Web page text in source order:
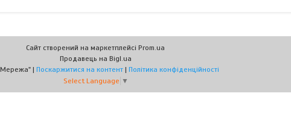
Сайт створений на маркетплейсі Prom.ua
Продавець на Bigl.ua
"Енерго Мережа" | Поскаржитися на контент | Політика конфіденційності
Select Language ▼